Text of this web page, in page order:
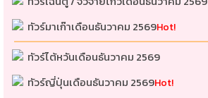
ทัวร์มาเก๊าเดือนธันวาคม 2569Hot!
ทัวร์ไต้หวันเดือนธันวาคม 2569
ทัวร์ญี่ปุ่นเดือนธันวาคม 2569Hot!